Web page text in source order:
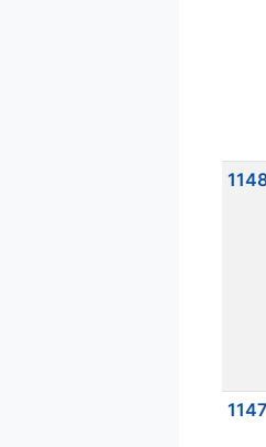
1147